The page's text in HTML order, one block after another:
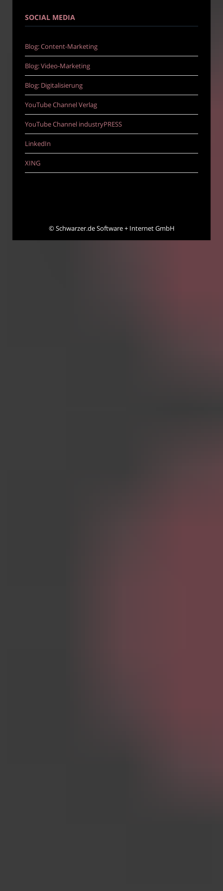
SOCIAL MEDIA
Blog: Content-Marketing
Blog: Video-Marketing
Blog: Digitalisierung
YouTube Channel Verlag
YouTube Channel industryPRESS
LinkedIn
XING
©Schwarzer.de Software + Internet GmbH